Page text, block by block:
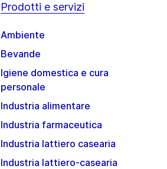
Prodotti e servizi
Ambiente
Bevande
Igiene domestica e cura
personale
Industria alimentare
Industria farmaceutica
Industria lattiero casearia
Industria lattiero-casearia